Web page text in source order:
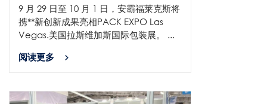
9 月 29 日至 10 月 1 日，安霸福莱克斯将
携**新创新成果亮相PACK EXPO Las
Vegas.美国拉斯维加斯国际包装展。 ...
阅读更多